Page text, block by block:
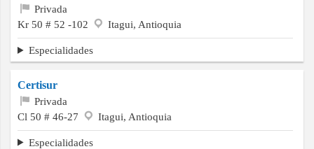
Privada
Kr 50 # 52 -102
Itagui, Antioquia
Especialidades
Certisur
Privada
Cl 50 # 46-27
Itagui, Antioquia
Especialidades